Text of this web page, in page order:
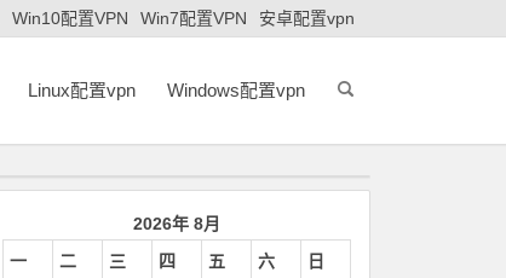
Win10配置VPN Win7配置VPN 安卓配置vpn
Linux配置vpn Windows配置vpn
2026年 8月
一
二 三 四 五 六 日